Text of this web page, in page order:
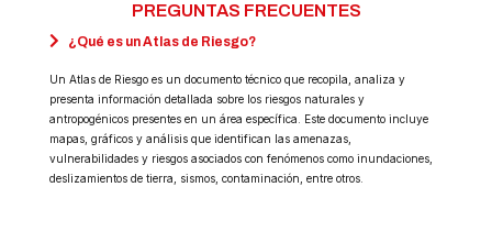
PREGUNTAS FRECUENTES
¿Qué es un Atlas de Riesgo?
Un Atlas de Riesgo es un documento técnico que recopila, analiza y
presenta información detallada sobre los riesgos naturales y
antropogénicos presentes en un área específica. Este documento incluye
mapas, gráficos y análisis que identifican las amenazas,
vulnerabilidades y riesgos asociados con fenómenos como inundaciones,
deslizamientos de tierra, sismos, contaminación, entre otros.